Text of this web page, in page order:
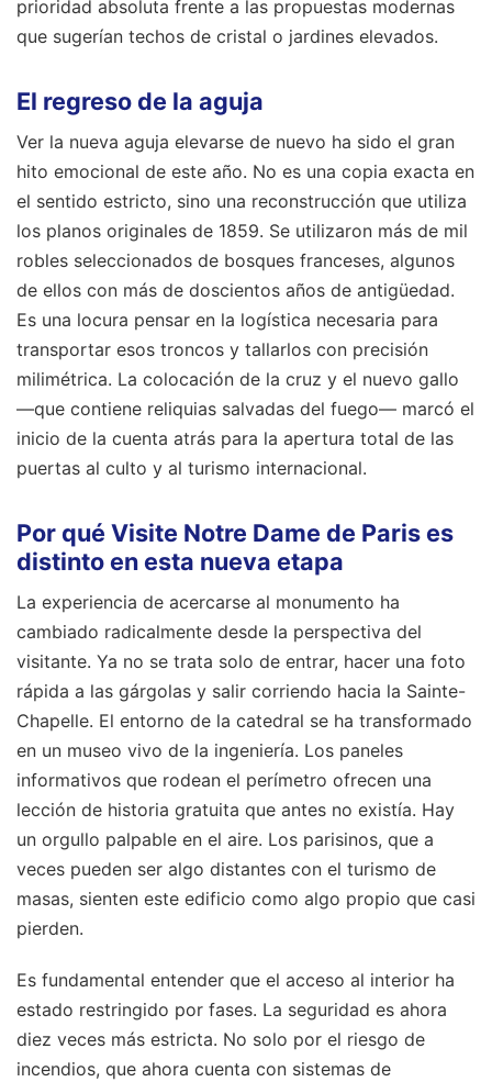
prioridad absoluta frente a las propuestas modernas
que sugerían techos de cristal o jardines elevados.
El regreso de la aguja
Ver la nueva aguja elevarse de nuevo ha sido el gran
hito emocional de este año. No es una copia exacta en
el sentido estricto, sino una reconstrucción que utiliza
los planos originales de 1859. Se utilizaron más de mil
robles seleccionados de bosques franceses, algunos
de ellos con más de doscientos años de antigüedad.
Es una locura pensar en la logística necesaria para
transportar esos troncos y tallarlos con precisión
milimétrica. La colocación de la cruz y el nuevo gallo
—que contiene reliquias salvadas del fuego— marcó el
inicio de la cuenta atrás para la apertura total de las
puertas al culto y al turismo internacional.
Por qué Visite Notre Dame de Paris es
distinto en esta nueva etapa
La experiencia de acercarse al monumento ha
cambiado radicalmente desde la perspectiva del
visitante. Ya no se trata solo de entrar, hacer una foto
rápida a las gárgolas y salir corriendo hacia la Sainte-
Chapelle. El entorno de la catedral se ha transformado
en un museo vivo de la ingeniería. Los paneles
informativos que rodean el perímetro ofrecen una
lección de historia gratuita que antes no existía. Hay
un orgullo palpable en el aire. Los parisinos, que a
veces pueden ser algo distantes con el turismo de
masas, sienten este edificio como algo propio que casi
pierden.
Es fundamental entender que el acceso al interior ha
estado restringido por fases. La seguridad es ahora
diez veces más estricta. No solo por el riesgo de
incendios, que ahora cuenta con sistemas de